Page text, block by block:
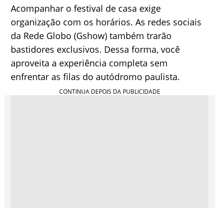
Acompanhar o festival de casa exige
organização com os horários. As redes sociais
da Rede Globo (Gshow) também trarão
bastidores exclusivos. Dessa forma, você
aproveita a experiência completa sem
enfrentar as filas do autódromo paulista.